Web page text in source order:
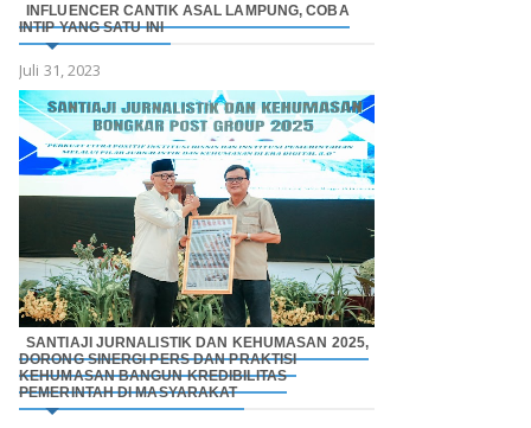
INFLUENCER CANTIK ASAL LAMPUNG, COBA
INTIP YANG SATU INI
Juli 31, 2023
SANTIAJI JURNALISTIK DAN KEHUMASAN 2025,
DORONG SINERGI PERS DAN PRAKTISI
KEHUMASAN BANGUN KREDIBILITAS
PEMERINTAH DI MASYARAKAT